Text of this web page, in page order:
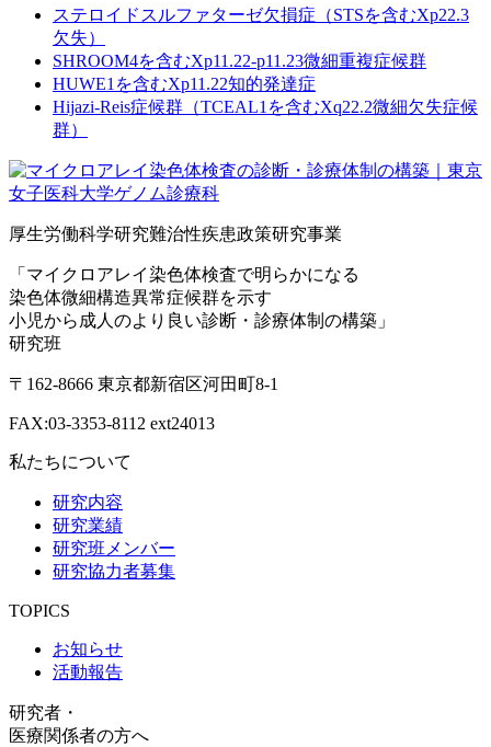
ステロイドスルファターゼ欠損症（STSを含むXp22.3
欠失）
SHROOM4を含むXp11.22-p11.23微細重複症候群
HUWE1を含むXp11.22知的発達症
Hijazi-Reis症候群（TCEAL1を含むXq22.2微細欠失症候
群）
厚生労働科学研究難治性疾患政策研究事業
「マイクロアレイ染色体検査で明らかになる
染色体微細構造異常症候群を示す
小児から成人のより良い診断・診療体制の構築」
研究班
〒162-8666 東京都新宿区河田町8-1
FAX:03-3353-8112 ext24013
私たちについて
研究内容
研究業績
研究班メンバー
研究協力者募集
TOPICS
お知らせ
活動報告
研究者・
医療関係者の方へ